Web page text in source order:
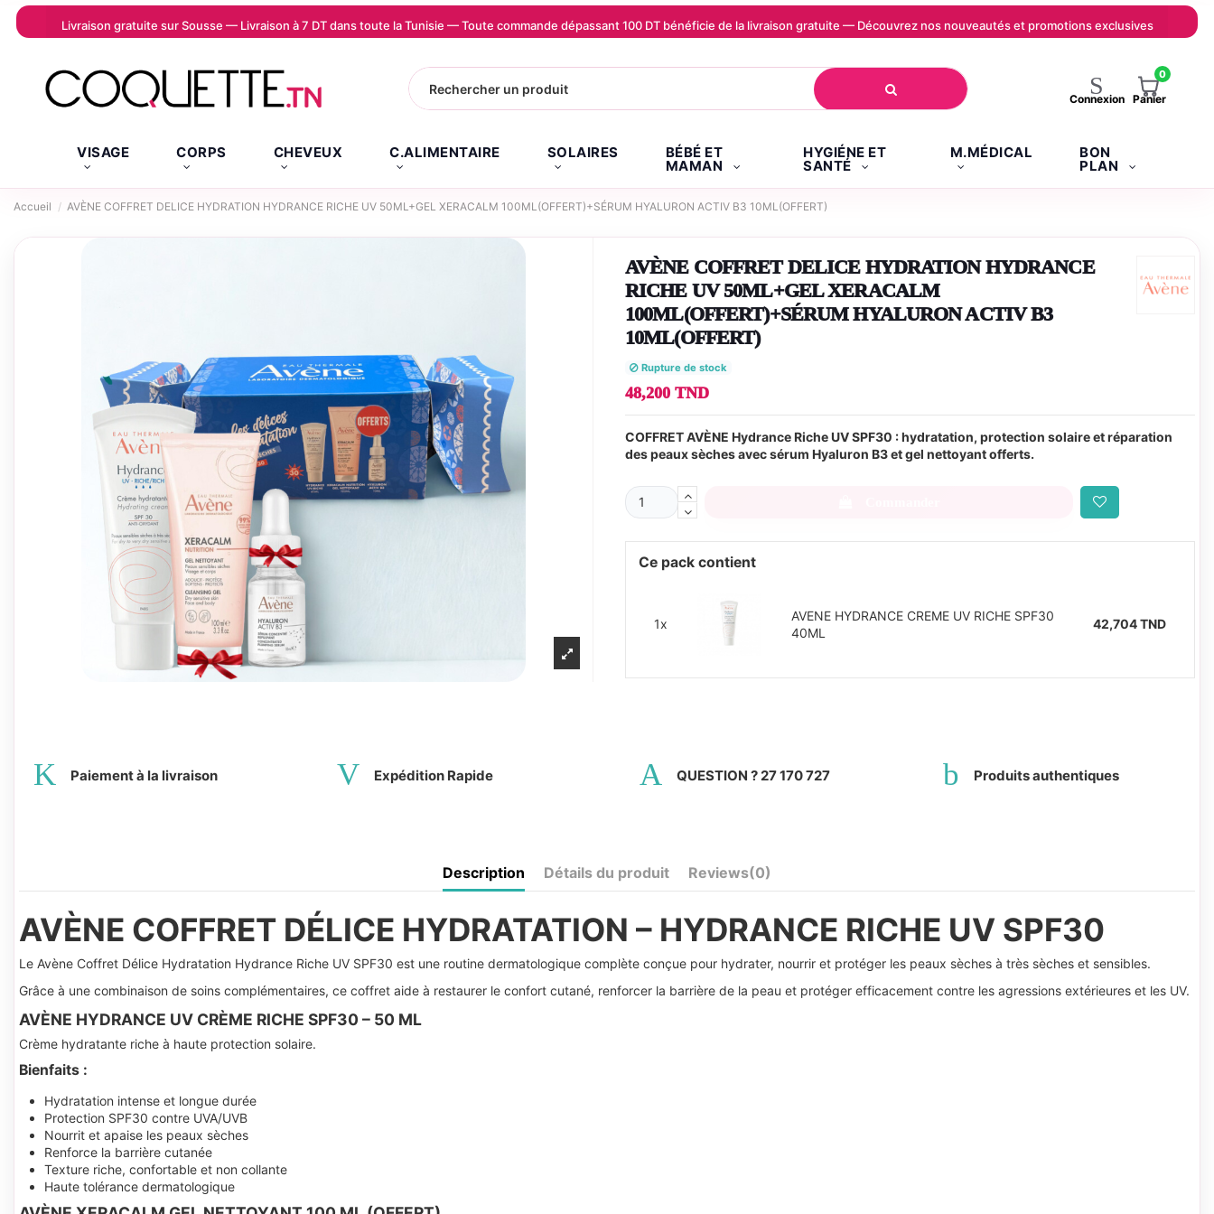
Livraison gratuite sur Sousse — Livraison à 7 DT dans toute la Tunisie — Toute commande dépassant 100 DT bénéficie de la livraison gratuite — Découvrez nos nouveautés et promotions exclusives
Connexion
0
Panier
VISAGE CORPS CHEVEUX C.ALIMENTAIRE SOLAIRES BÉBÉ ET
MAMAN
HYGIÉNE ET
SANTÉ
M.MÉDICAL BON
PLAN
Accueil AVÈNE COFFRET DELICE HYDRATION HYDRANCE RICHE UV 50ML+GEL XERACALM 100ML(OFFERT)+SÉRUM HYALURON ACTIV B3 10ML(OFFERT)
AVÈNE COFFRET DELICE HYDRATION HYDRANCE
RICHE UV 50ML+GEL XERACALM
100ML(OFFERT)+SÉRUM HYALURON ACTIV B3
10ML(OFFERT)
Rupture de stock
48,200 TND
COFFRET AVÈNE Hydrance Riche UV SPF30 : hydratation, protection solaire et réparation
des peaux sèches avec sérum Hyaluron B3 et gel nettoyant offerts.
Ce pack contient
1x
AVENE HYDRANCE CREME UV RICHE SPF30
40ML
42,704 TND
Paiement à la livraison Expédition Rapide QUESTION ? 27 170 727 Produits authentiques
Description Détails du produit Reviews(0)
AVÈNE COFFRET DÉLICE HYDRATATION – HYDRANCE RICHE UV SPF30
Le Avène Coffret Délice Hydratation Hydrance Riche UV SPF30 est une routine dermatologique complète conçue pour hydrater, nourrir et protéger les peaux sèches à très sèches et sensibles.
Grâce à une combinaison de soins complémentaires, ce coffret aide à restaurer le confort cutané, renforcer la barrière de la peau et protéger efficacement contre les agressions extérieures et les UV.
AVÈNE HYDRANCE UV CRÈME RICHE SPF30 – 50 ML
Crème hydratante riche à haute protection solaire.
Bienfaits :
Hydratation intense et longue durée
Protection SPF30 contre UVA/UVB
Nourrit et apaise les peaux sèches
Renforce la barrière cutanée
Texture riche, confortable et non collante
Haute tolérance dermatologique